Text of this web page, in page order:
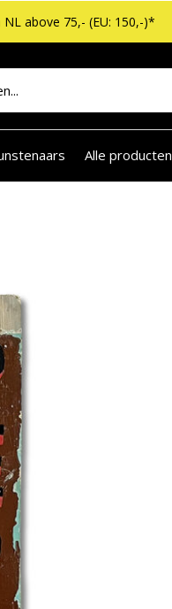
Alle producten
above 75,- (EU: 150,-)*